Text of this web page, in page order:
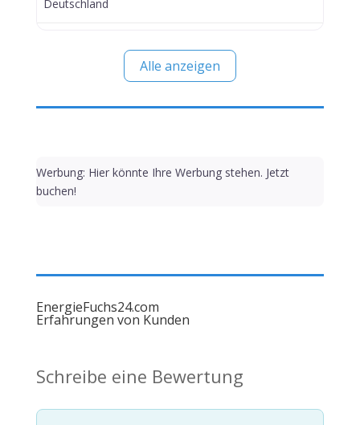
Deutschland
Alle anzeigen
Werbung: Hier könnte Ihre Werbung stehen. Jetzt
buchen!
EnergieFuchs24.com
Erfahrungen von Kunden
Schreibe eine Bewertung